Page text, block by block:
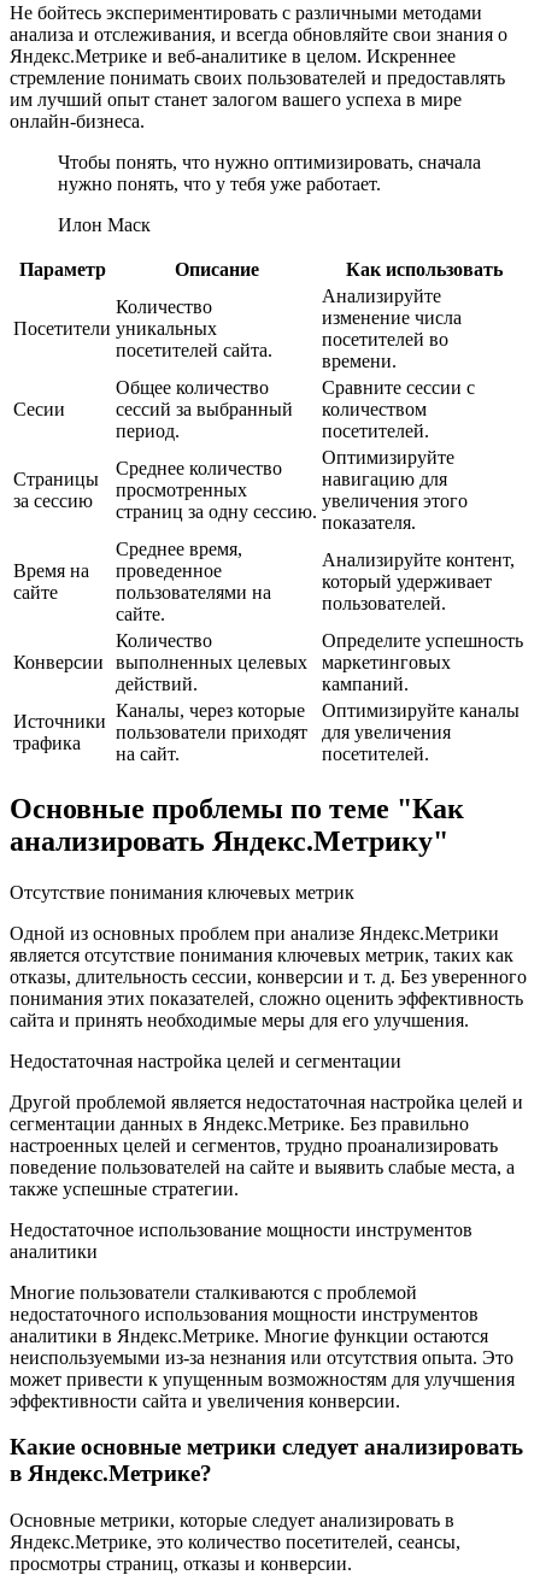
Не бойтесь экспериментировать с различными методами
анализа и отслеживания, и всегда обновляйте свои знания о
Яндекс.Метрике и веб-аналитике в целом. Искреннее
стремление понимать своих пользователей и предоставлять
им лучший опыт станет залогом вашего успеха в мире
онлайн-бизнеса.
Чтобы понять, что нужно оптимизировать, сначала
нужно понять, что у тебя уже работает.
Илон Маск
Параметр Описание Как использовать
Посетители
Количество
уникальных
посетителей сайта.
Анализируйте
изменение числа
посетителей во
времени.
Сесии
Общее количество
сессий за выбранный
период.
Сравните сессии с
количеством
посетителей.
Страницы
за сессию
Среднее количество
просмотренных
страниц за одну сессию.
Оптимизируйте
навигацию для
увеличения этого
показателя.
Время на
сайте
Среднее время,
проведенное
пользователями на
сайте.
Анализируйте контент,
который удерживает
пользователей.
Конверсии
Количество
выполненных целевых
действий.
Определите успешность
маркетинговых
кампаний.
Источники
трафика
Каналы, через которые
пользователи приходят
на сайт.
Оптимизируйте каналы
для увеличения
посетителей.
Основные проблемы по теме "Как
анализировать Яндекс.Метрику"
Отсутствие понимания ключевых метрик
Одной из основных проблем при анализе Яндекс.Метрики
является отсутствие понимания ключевых метрик, таких как
отказы, длительность сессии, конверсии и т. д. Без уверенного
понимания этих показателей, сложно оценить эффективность
сайта и принять необходимые меры для его улучшения.
Недостаточная настройка целей и сегментации
Другой проблемой является недостаточная настройка целей и
сегментации данных в Яндекс.Метрике. Без правильно
настроенных целей и сегментов, трудно проанализировать
поведение пользователей на сайте и выявить слабые места, а
также успешные стратегии.
Недостаточное использование мощности инструментов
аналитики
Многие пользователи сталкиваются с проблемой
недостаточного использования мощности инструментов
аналитики в Яндекс.Метрике. Многие функции остаются
неиспользуемыми из-за незнания или отсутствия опыта. Это
может привести к упущенным возможностям для улучшения
эффективности сайта и увеличения конверсии.
Какие основные метрики следует анализировать
в Яндекс.Метрике?
Основные метрики, которые следует анализировать в
Яндекс.Метрике, это количество посетителей, сеансы,
просмотры страниц, отказы и конверсии.